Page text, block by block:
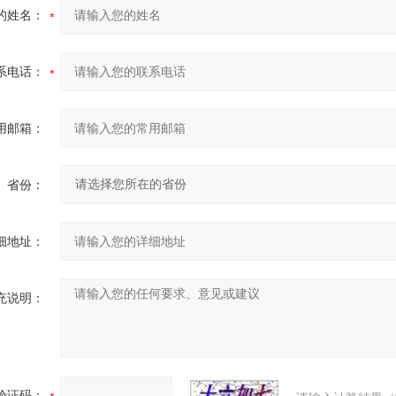
姓名：
电话：
邮箱：
省份：
地址：
说明：